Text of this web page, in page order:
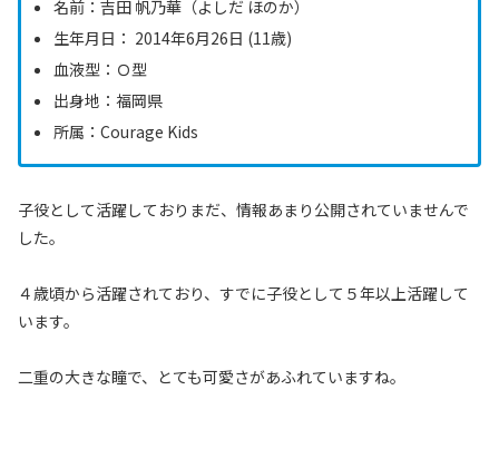
名前：吉田 帆乃華（よしだ ほのか）
生年月日： 2014年6月26日 (11歳)
血液型：Ｏ型
出身地：福岡県
所属：Courage Kids
子役として活躍しておりまだ、情報あまり公開されていませんで
した。
４歳頃から活躍されており、すでに子役として５年以上活躍して
います。
二重の大きな瞳で、とても可愛さがあふれていますね。